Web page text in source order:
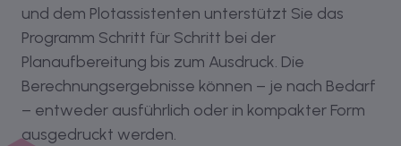
und dem Plotassistenten unterstützt Sie das
Programm Schritt für Schritt bei der
Planaufbereitung bis zum Ausdruck. Die
Berechnungsergebnisse können – je nach Bedarf
– entweder ausführlich oder in kompakter Form
ausgedruckt werden.